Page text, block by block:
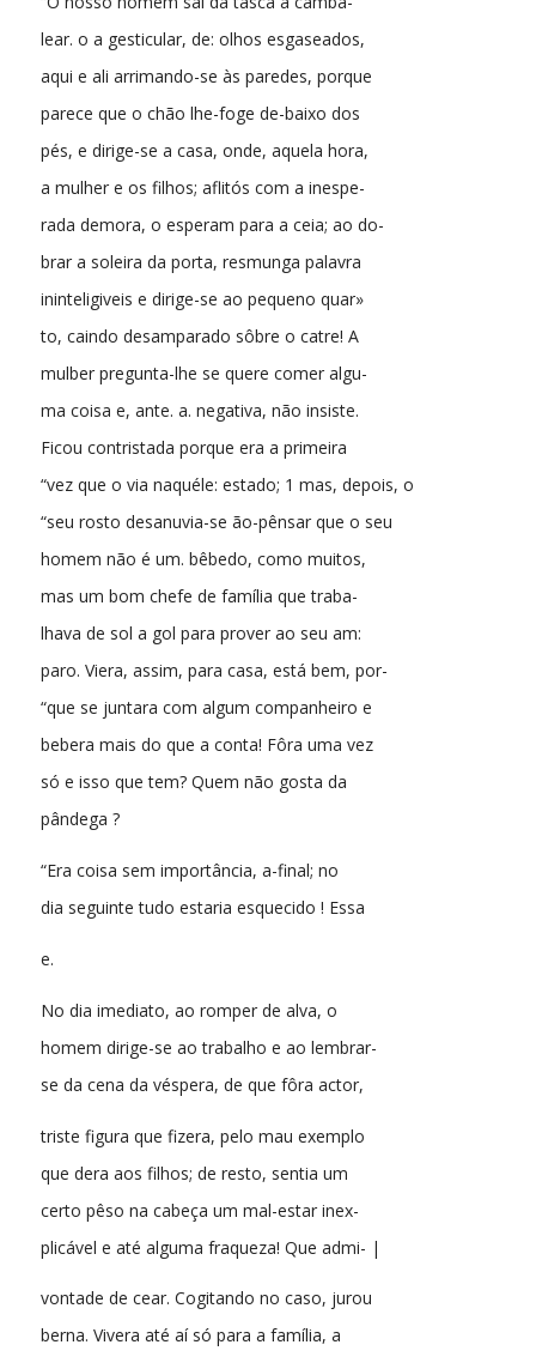
lear. o a gesticular, de: olhos esgaseados,
aqui e ali arrimando-se às paredes, porque
parece que o chão lhe-foge de-baixo dos
pés, e dirige-se a casa, onde, aquela hora,
a mulher e os filhos; aflitós com a inespe-
rada demora, o esperam para a ceia; ao do-
brar a soleira da porta, resmunga palavra
ininteligiveis e dirige-se ao pequeno quar»
to, caindo desamparado sôbre o catre! A
mulber pregunta-lhe se quere comer algu-
ma coisa e, ante. a. negativa, não insiste.
Ficou contristada porque era a primeira
“vez que o via naquéle: estado; 1 mas, depois, o
“seu rosto desanuvia-se ão-pênsar que o seu
homem não é um. bêbedo, como muitos,
mas um bom chefe de família que traba-
lhava de sol a gol para prover ao seu am:
paro. Viera, assim, para casa, está bem, por-
“que se juntara com algum companheiro e
bebera mais do que a conta! Fôra uma vez
só e isso que tem? Quem não gosta da
pândega ?
“Era coisa sem importância, a-final; no
dia seguinte tudo estaria esquecido ! Essa
e.
No dia imediato, ao romper de alva, o
homem dirige-se ao trabalho e ao lembrar-
se da cena da véspera, de que fôra actor,
triste figura que fizera, pelo mau exemplo
que dera aos filhos; de resto, sentia um
certo pêso na cabeça um mal-estar inex-
plicável e até alguma fraqueza! Que admi- |
vontade de cear. Cogitando no caso, jurou
berna. Vivera até aí só para a família, a